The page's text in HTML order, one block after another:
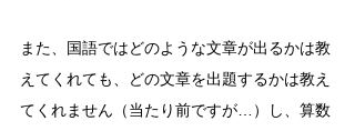
また、国語ではどのような文章が出るかは教
えてくれても、どの文章を出題するかは教え
てくれません（当たり前ですが…）し、算数